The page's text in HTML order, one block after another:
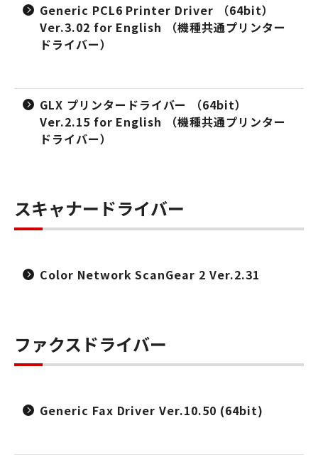
Generic PCL6 Printer Driver （64bit）
Ver.3.02 for English （機種共通プリンター
ドライバー）
GLX プリンタードライバー （64bit）
Ver.2.15 for English （機種共通プリンター
ドライバー）
スキャナードライバー
Color Network ScanGear 2 Ver.2.31
ファクスドライバー
Generic Fax Driver Ver.10.50 (64bit)